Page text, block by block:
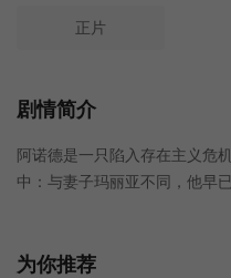
正片
剧情简介
阿诺德是一只陷入存在主义危
中：与妻子玛丽亚不同，他早
的，就像一场布景。为了反抗
所有怀疑都是真的，且无法逃
为你推荐